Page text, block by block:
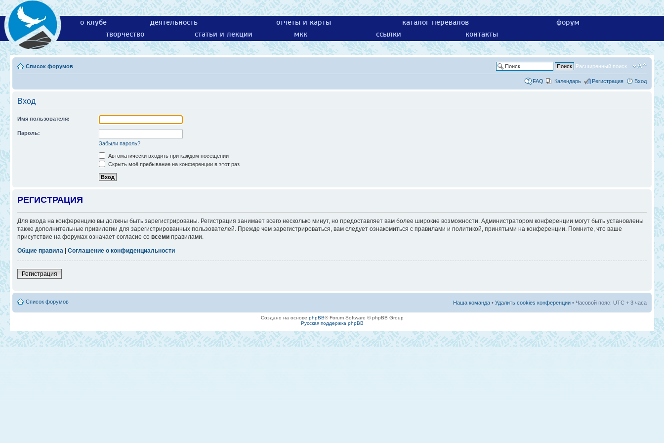
о клубе деятельность отчеты и карты каталог перевалов
форум
творчество
статьи и лекции мкк ссылки контакты
Список форумов Расширенный поиск
FAQ Календарь Регистрация Вход
Вход
Имя пользователя:
Пароль:
Забыли пароль?
Автоматически входить при каждом посещении
Скрыть моё пребывание на конференции в этот раз
РЕГИСТРАЦИЯ
Для входа на конференцию вы должны быть зарегистрированы. Регистрация занимает всего несколько минут, но предоставляет вам более широкие возможности. Администратором конференции могут быть установлены
также дополнительные привилегии для зарегистрированных пользователей. Прежде чем зарегистрироваться, вам следует ознакомиться с правилами и политикой, принятыми на конференции. Помните, что ваше
присутствие на форумах означает согласие со всеми правилами.
Общие правила | Соглашение о конфиденциальности
Регистрация
Список форумов Наша команда • Удалить cookies конференции • Часовой пояс: UTC + 3 часа
Создано на основе phpBB® Forum Software © phpBB Group
Русская поддержка phpBB